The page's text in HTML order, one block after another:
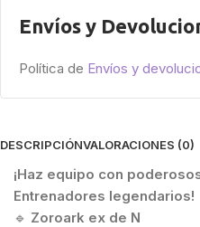
Envíos y
Política de Envíos y
DESCRIPCIÓNVALORACIONES (0)
¡Haz equipo con
Entrenadores legendarios!
🔹 Zoroark ex de N